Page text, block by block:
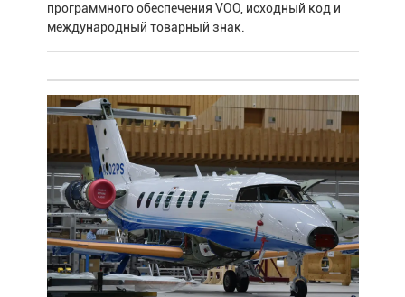
программного обеспечения VOO, исходный код и
международный товарный знак.